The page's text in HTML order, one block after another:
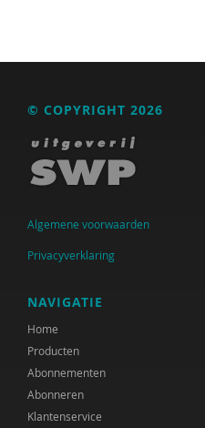
© COPYRIGHT 2026
Algemene voorwaarden
Privacyverklaring
NAVIGATIE
Home
Producten
Abonnementen
Abonneren
Klantenservice